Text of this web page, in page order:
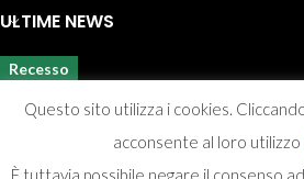
ULTIME NEWS
Recesso
Questo sito utilizza i cookies.
acconsente al loro utilizzo
È tuttavia possibile negare il consenso